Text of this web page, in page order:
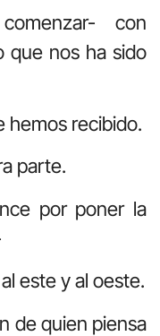
con
que nos ha sido
hemos recibido.
parte.
por poner la
este y al oeste.
de quien piensa